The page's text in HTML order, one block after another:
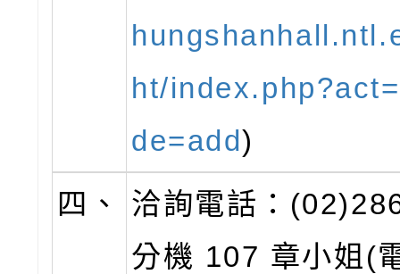
ht/
de=add)
四、
洽詢電話：
分機 107 章小姐(